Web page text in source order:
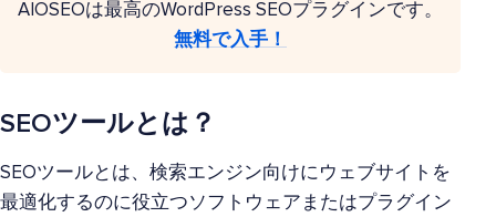
AIOSEOは最高のWordPress SEOプラグインです。
無料で入手！
SEOツールとは？
SEOツールとは、検索エンジン向けにウェブサイトを
最適化するのに役立つソフトウェアまたはプラグイン